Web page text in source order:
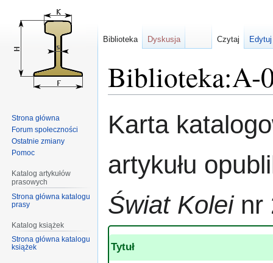
Biblioteka:A-
do
do
Karta
artykułu
Świat Koleinr
Tytuł
Biblioteka Dyskusja Czytaj
Strona główna
Forum społeczności
Ostatnie zmiany
Pomoc
Katalog artykułów
prasowych
Strona główna katalogu
prasy
Katalog książek
Strona główna katalogu
książek